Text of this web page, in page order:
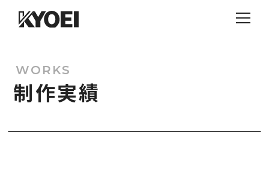
WORKS
制作実績